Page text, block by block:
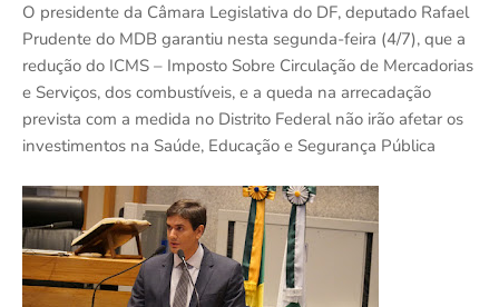
O presidente da Câmara Legislativa do DF, deputado Rafael
Prudente do MDB garantiu nesta segunda-feira (4/7), que a
redução do ICMS – Imposto Sobre Circulação de Mercadorias
e Serviços, dos combustíveis, e a queda na arrecadação
prevista com a medida no Distrito Federal não irão afetar os
investimentos na Saúde, Educação e Segurança Pública